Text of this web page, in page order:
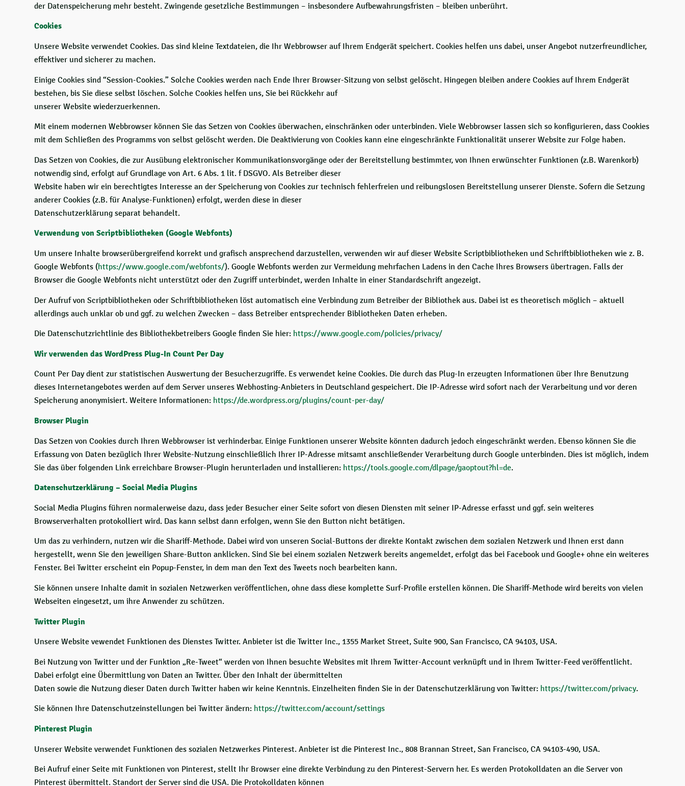
der Datenspeicherung mehr besteht. Zwingende gesetzliche Bestimmungen – insbesondere Aufbewahrungsfristen – bleiben unberührt.
Cookies
Unsere Website verwendet Cookies. Das sind kleine Textdateien, die Ihr Webbrowser auf Ihrem Endgerät speichert. Cookies helfen uns dabei, unser Angebot nutzerfreundlicher,
effektiver und sicherer zu machen.
Einige Cookies sind “Session-Cookies.” Solche Cookies werden nach Ende Ihrer Browser-Sitzung von selbst gelöscht. Hingegen bleiben andere Cookies auf Ihrem Endgerät
bestehen, bis Sie diese selbst löschen. Solche Cookies helfen uns, Sie bei Rückkehr auf
unserer Website wiederzuerkennen.
Mit einem modernen Webbrowser können Sie das Setzen von Cookies überwachen, einschränken oder unterbinden. Viele Webbrowser lassen sich so konfigurieren, dass Cookies
mit dem Schließen des Programms von selbst gelöscht werden. Die Deaktivierung von Cookies kann eine eingeschränkte Funktionalität unserer Website zur Folge haben.
Das Setzen von Cookies, die zur Ausübung elektronischer Kommunikationsvorgänge oder der Bereitstellung bestimmter, von Ihnen erwünschter Funktionen (z.B. Warenkorb)
notwendig sind, erfolgt auf Grundlage von Art. 6 Abs. 1 lit. f DSGVO. Als Betreiber dieser
Website haben wir ein berechtigtes Interesse an der Speicherung von Cookies zur technisch fehlerfreien und reibungslosen Bereitstellung unserer Dienste. Sofern die Setzung
anderer Cookies (z.B. für Analyse-Funktionen) erfolgt, werden diese in dieser
Datenschutzerklärung separat behandelt.
Verwendung von Scriptbibliotheken (Google Webfonts)
Um unsere Inhalte browserübergreifend korrekt und grafisch ansprechend darzustellen, verwenden wir auf dieser Website Scriptbibliotheken und Schriftbibliotheken wie z. B.
Google Webfonts (https://www.google.com/webfonts/). Google Webfonts werden zur Vermeidung mehrfachen Ladens in den Cache Ihres Browsers übertragen. Falls der
Browser die Google Webfonts nicht unterstützt oder den Zugriff unterbindet, werden Inhalte in einer Standardschrift angezeigt.
Der Aufruf von Scriptbibliotheken oder Schriftbibliotheken löst automatisch eine Verbindung zum Betreiber der Bibliothek aus. Dabei ist es theoretisch möglich – aktuell
allerdings auch unklar ob und ggf. zu welchen Zwecken – dass Betreiber entsprechender Bibliotheken Daten erheben.
Die Datenschutzrichtlinie des Bibliothekbetreibers Google finden Sie hier: https://www.google.com/policies/privacy/
Wir verwenden das WordPress Plug-In Count Per Day
Count Per Day dient zur statistischen Auswertung der Besucherzugriffe. Es verwendet keine Cookies. Die durch das Plug-In erzeugten Informationen über Ihre Benutzung
dieses Internetangebotes werden auf dem Server unseres Webhosting-Anbieters in Deutschland gespeichert. Die IP-Adresse wird sofort nach der Verarbeitung und vor deren
Speicherung anonymisiert. Weitere Informationen: https://de.wordpress.org/plugins/count-per-day/
Browser Plugin
Das Setzen von Cookies durch Ihren Webbrowser ist verhinderbar. Einige Funktionen unserer Website könnten dadurch jedoch eingeschränkt werden. Ebenso können Sie die
Erfassung von Daten bezüglich Ihrer Website-Nutzung einschließlich Ihrer IP-Adresse mitsamt anschließender Verarbeitung durch Google unterbinden. Dies ist möglich, indem
Sie das über folgenden Link erreichbare Browser-Plugin herunterladen und installieren: https://tools.google.com/dlpage/gaoptout?hl=de.
Datenschutzerklärung – Social Media Plugins
Social Media Plugins führen normalerweise dazu, dass jeder Besucher einer Seite sofort von diesen Diensten mit seiner IP-Adresse erfasst und ggf. sein weiteres
Browserverhalten protokolliert wird. Das kann selbst dann erfolgen, wenn Sie den Button nicht betätigen.
Um das zu verhindern, nutzen wir die Shariff-Methode. Dabei wird von unseren Social-Buttons der direkte Kontakt zwischen dem sozialen Netzwerk und Ihnen erst dann
hergestellt, wenn Sie den jeweiligen Share-Button anklicken. Sind Sie bei einem sozialen Netzwerk bereits angemeldet, erfolgt das bei Facebook und Google+ ohne ein weiteres
Fenster. Bei Twitter erscheint ein Popup-Fenster, in dem man den Text des Tweets noch bearbeiten kann.
Sie können unsere Inhalte damit in sozialen Netzwerken veröffentlichen, ohne dass diese komplette Surf-Profile erstellen können. Die Shariff-Methode wird bereits von vielen
Webseiten eingesetzt, um ihre Anwender zu schützen.
Twitter Plugin
Unsere Website vewendet Funktionen des Dienstes Twitter. Anbieter ist die Twitter Inc., 1355 Market Street, Suite 900, San Francisco, CA 94103, USA.
Bei Nutzung von Twitter und der Funktion „Re-Tweet“ werden von Ihnen besuchte Websites mit Ihrem Twitter-Account verknüpft und in Ihrem Twitter-Feed veröffentlicht.
Dabei erfolgt eine Übermittlung von Daten an Twitter. Über den Inhalt der übermittelten
Daten sowie die Nutzung dieser Daten durch Twitter haben wir keine Kenntnis. Einzelheiten finden Sie in der Datenschutzerklärung von Twitter: https://twitter.com/privacy.
Sie können Ihre Datenschutzeinstellungen bei Twitter ändern: https://twitter.com/account/settings
Pinterest Plugin
Unserer Website verwendet Funktionen des sozialen Netzwerkes Pinterest. Anbieter ist die Pinterest Inc., 808 Brannan Street, San Francisco, CA 94103-490, USA.
Bei Aufruf einer Seite mit Funktionen von Pinterest, stellt Ihr Browser eine direkte Verbindung zu den Pinterest-Servern her. Es werden Protokolldaten an die Server von
Pinterest übermittelt. Standort der Server sind die USA. Die Protokolldaten können